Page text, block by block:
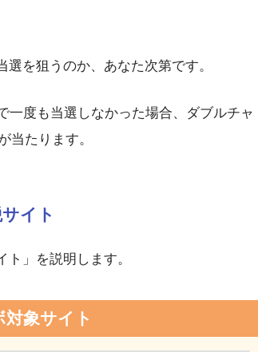
を狙うのか、あなた次第です。
一度も当選しなかった場合、ダブルチャ
当たります。
イト
」を説明します。
象サイト